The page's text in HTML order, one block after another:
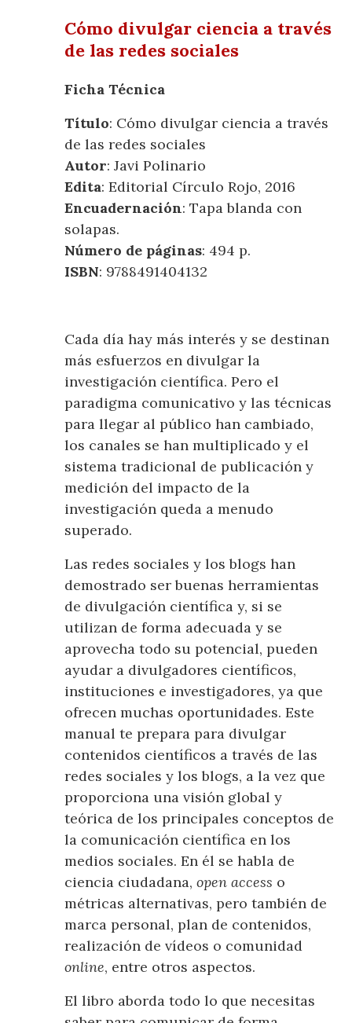
Cómo divulgar ciencia a través
de las redes sociales
Ficha Técnica
Título: Cómo divulgar ciencia a través
de las redes sociales
Autor: Javi Polinario
Edita: Editorial Círculo Rojo, 2016
Encuadernación: Tapa blanda con
solapas.
Número de páginas: 494 p.
ISBN: 9788491404132
Cada día hay más interés y se destinan
más esfuerzos en divulgar la
investigación científica. Pero el
paradigma comunicativo y las técnicas
para llegar al público han cambiado,
los canales se han multiplicado y el
sistema tradicional de publicación y
medición del impacto de la
investigación queda a menudo
superado.
Las redes sociales y los blogs han
demostrado ser buenas herramientas
de divulgación científica y, si se
utilizan de forma adecuada y se
aprovecha todo su potencial, pueden
ayudar a divulgadores científicos,
instituciones e investigadores, ya que
ofrecen muchas oportunidades. Este
manual te prepara para divulgar
contenidos científicos a través de las
redes sociales y los blogs, a la vez que
proporciona una visión global y
teórica de los principales conceptos de
la comunicación científica en los
medios sociales. En él se habla de
ciencia ciudadana,open access o
métricas alternativas, pero también de
marca personal, plan de contenidos,
realización de vídeos o comunidad
online, entre otros aspectos.
El libro aborda todo lo que necesitas